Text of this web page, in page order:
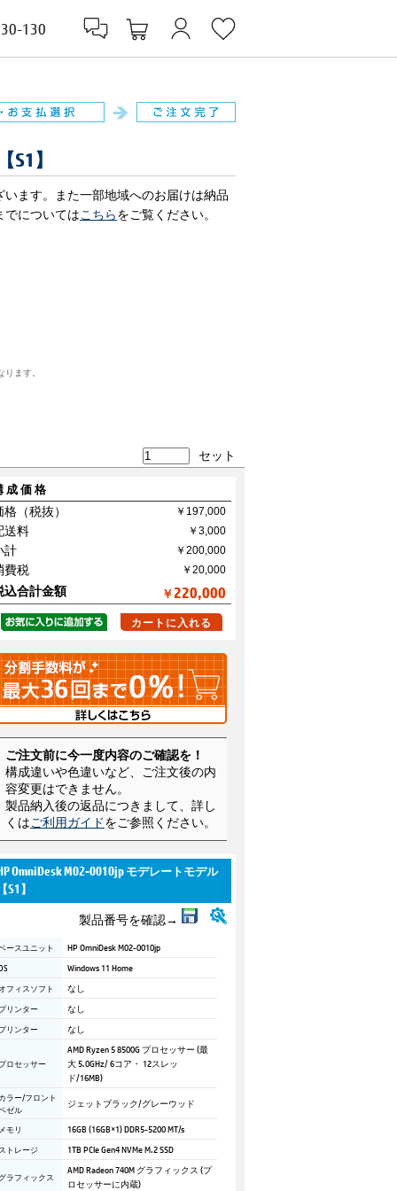
130
】
ます。また一部地域へのお届けは納品
でについてはこちらをご覧ください。
ます。
セット
成価格
格（税抜）
送料
計
費税
込合計金額 ￥220,000
カートに入れる
ご注文前に今一度内容のご確認を！
構成違いや色違いなど、ご注文後の内
容変更はできません。
製品納入後の返品につきまして、詳し
くはご利用ガイドをご参照ください。
OmniDesk M02-0010jp モデレートモデル
【S1】
製品番号を確認→
ースユニット
HP OmniDesk M02-0010jp
Windows 11 Home
フィスソフト
なし
リンター
なし
リンター
なし
ロセッサー
AMD Ryzen 5 8500G プロセッサー (最
大 5.0GHz/ 6コア・ 12スレッ
ド/16MB)
カラー/フロント
ゼル
ジェットブラック/グレーウッド
メモリ
16GB (16GB×1) DDR5-5200 MT/s
ストレージ
1TB PCIe Gen4 NVMe M.2 SSD
グラフィックス
AMD Radeon 740M グラフィックス (プ
ロセッサーに内蔵)